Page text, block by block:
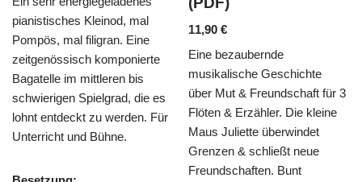
11,90€
Eine bezaubernde
musikalische Geschichte
über Mut & Freundschaft für 3
Flöten & Erzähler. Die kleine
Maus Juliette überwindet
ursprünglich für Chor
komponiert, findet sich hier
stimmungsvolles als Trio für 2
Flöten & Klavier wieder. Im
Arrangement von Heinz
Reichert wird die Melodie wird
kunstvoll variiert und virtuos
verziert.